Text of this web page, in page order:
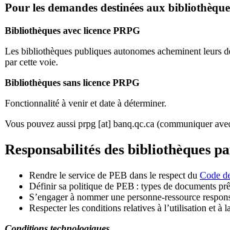
Pour les demandes destinées aux
Bibliothèques avec licence PRPG
Les bibliothèques publiques autonomes acheminent leurs
par cette voie.
Bibliothèques sans licence PRPG
Fonctionnalité à venir et date à déterminer.
Vous pouvez aussi prpg [at] banq.qc.ca (communiquer
Responsabilités des bibliothèques
Rendre le service de PEB dans le respect du Code
Définir sa politique de PEB : types de documents
S’engager à nommer une personne-ressource
Respecter les conditions relatives à l’utilisation et à